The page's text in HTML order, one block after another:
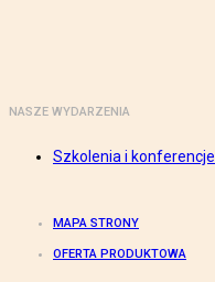
NASZE WYDARZENIA
Szkolenia i konferencje
MAPA STRONY
OFERTA PRODUKTOWA